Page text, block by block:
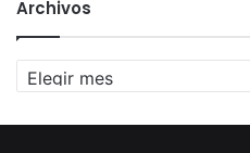
Archivos
Archivos